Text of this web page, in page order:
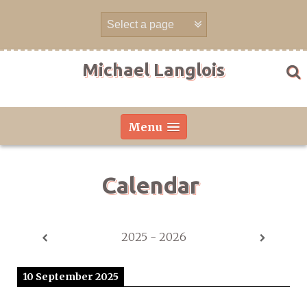
Michael Langlois
Menu
Calendar
2025 - 2026
10 September 2025